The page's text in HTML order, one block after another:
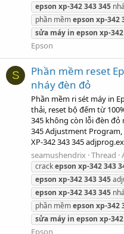
epson xp-342343345
phần mềmepson xp-342
sửa máy in epson xp-342
Epson
S
Phần mềm reset
nháy đèn đỏ
Phần mềm ri sét máy in
thải, reset bộ đếm từ
345 không còn lỗi đèn đỏ
345 Adjustment Program,
XP-342 343 345
seamushendrix Thread
crackepson xp-342343
epson xp-342343345
epson xp-342343345
phần mềmepson xp-342
sửa máy in epson xp-342
Epson